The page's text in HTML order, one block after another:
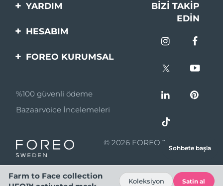
YARDIM
Bi̇zi̇mle İleti̇şi̇me Geçi̇n
BIZI TAKIP
EDIN
HESABIM
Ürün Kaydı
FOREO KURUMSAL
Ortaklik Programi
Ortaklık haberleri
Perakende Satış
Ortakları
Kullanım Şartları
%100 güvenli ödeme
Bazaarvoice İncelemeleri
© 2026 FOREO Tüm hakları
saklıdır.
Sohbete başla
Farm to Face collection
Koleksiyon Satin al